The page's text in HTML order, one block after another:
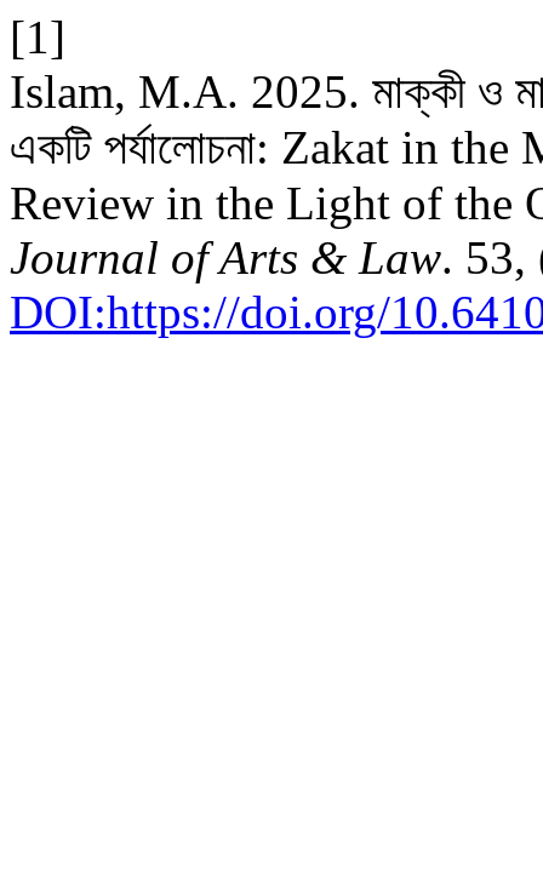
[1]
Islam, M.A. 2025. মাক্কী ও
একটি পর্যালোচনা: Zakat in
Review in the Light of the
Journal of Arts & Law. 53,
DOI:https://doi.org/